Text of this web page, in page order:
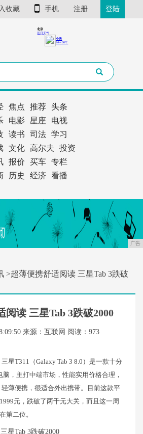
收藏 手机 注册 登陆
焦点 推荐
头条
电影 星座
电视
读书 司法
学习
文化 高尔夫
投资
报价 买车
专栏
历史 经济 看播
广告
>超薄便携舒适阅读 三星Tab 3跌破
阅读 三星Tab 3跌破2000
来源：互联网 阅读：973
三星T311（Galaxy Tab 3 8.0）是一款十分
，主打中端市场，性能实用价格合理，
薄便携，很适合外出携带。目前这款平
元，跌破了两千元大关，而且这一周
第二位。